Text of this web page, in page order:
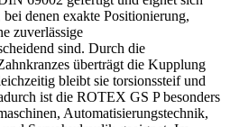
denen exakte Positionierung,
zuverlässige
sind. Durch die
überträgt die Kupplung
bleibt sie torsionssteif und
ist die ROTEX GS P besonders
Automatisierungstechnik,